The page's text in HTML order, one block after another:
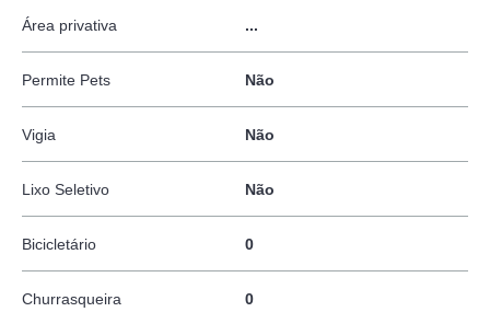
Área privativa ...
Permite Pets Não
Vigia Não
Lixo Seletivo Não
Bicicletário 0
Churrasqueira 0